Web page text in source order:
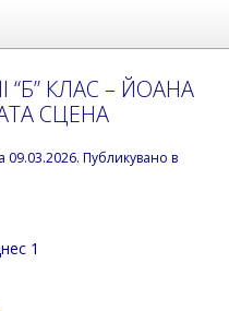
КЛАС – ЙОАНА
СЦЕНА
09.03.2026. Публикувано в
1